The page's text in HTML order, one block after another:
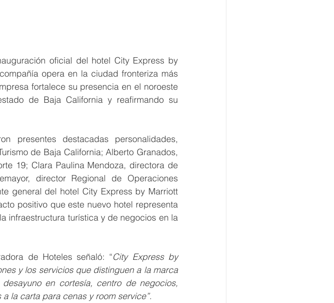
oficial del hotel City Express by
opera en la ciudad fronteriza más
fortalece su presencia en el noroeste
de Baja California y reafirmando su
presentes destacadas personalidades,
de Baja California; Alberto Granados,
19; Clara Paulina Mendoza, directora de
director Regional de Operaciones
general del hotel City Express by Marriott
positivo que este nuevo hotel representa
infraestructura turística y de negocios en la
de Hoteles señaló: “City Express by
y los servicios que distinguen a la marca
en cortesía, centro de negocios,
la carta para cenas y room service”.